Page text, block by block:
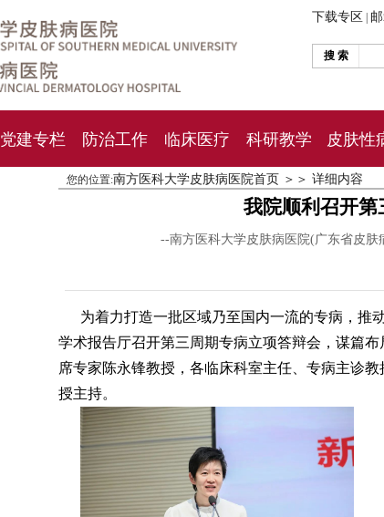
下载专区
搜 索
党建专栏 防治工作 临床医疗 科研教学 皮肤性
您的位置:南方医科大学皮肤病医院首页 ＞＞ 详细内容
我院顺利召开
--南方医科大学皮肤病医院(广东省皮肤
为着力打造一批区域乃至国内一流的专病，推
学术报告厅召开第三周期专病立项答辩会，谋篇
席专家陈永锋教授，各临床科室主任、专病主诊
授主持。